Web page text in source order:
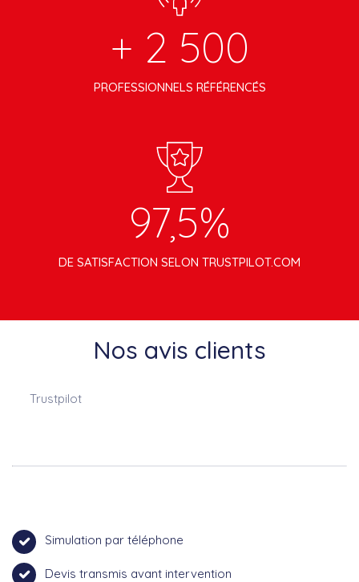
+ 2 500
PROFESSIONNELS RÉFÉRENCÉS
97,5%
DE SATISFACTION SELON TRUSTPILOT.COM
Nos avis clients
Trustpilot
Simulation par téléphone
Devis transmis avant intervention